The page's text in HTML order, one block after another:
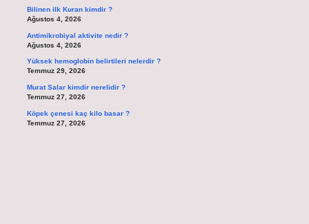
Bilinen ilk Kuran kimdir ?
Ağustos 4, 2026
Antimikrobiyal aktivite nedir ?
Ağustos 4, 2026
Yüksek hemoglobin belirtileri nelerdir ?
Temmuz 29, 2026
Murat Salar kimdir nerelidir ?
Temmuz 27, 2026
Köpek çenesi kaç kilo basar ?
Temmuz 27, 2026